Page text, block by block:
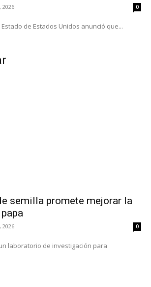
2026 0
de Estados Unidos anunció que...
semilla promete mejorar la
2026 0
laboratorio de investigación para